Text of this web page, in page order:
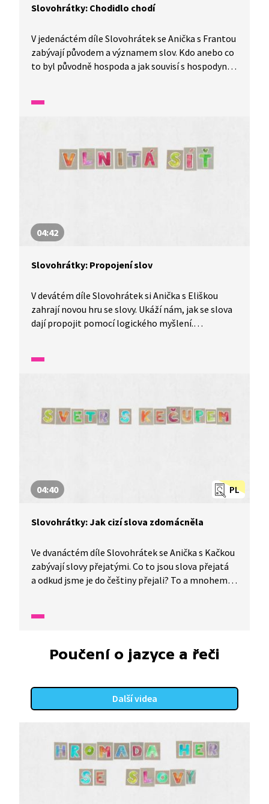
Slovohrátky: Chodidlo chodí
V jedenáctém díle Slovohrátek se Anička s Frantou
zabývají původem a významem slov. Kdo anebo co
to byl původně hospoda a jak souvisí s hospodyní?
chodí.
04:42
Slovohrátky: Propojení slov
V devátém díle Slovohrátek si Anička s Eliškou
zahrají novou hru se slovy. Ukáží nám, jak se slova
dají propojit pomocí logického myšlení.
PL
04:40
Slovohrátky: Jak cizí slova zdomácněla
Ve dvanáctém díle Slovohrátek se Anička s Kačkou
zabývají slovy přejatými. Co to jsou slova přejatá
a odkud jsme je do češtiny přejali? To a mnohem
Poučení o jazyce a řeči
Další videa